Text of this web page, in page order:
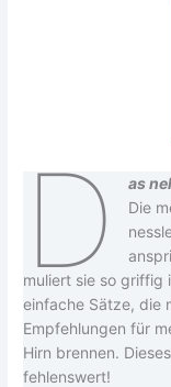
D
as
Die
mu­liert sie so grif­fig
ein­fa­che Sät­ze, die
Emp­feh­lun­gen für
Hirn bren­nen.
feh­lens­wert!